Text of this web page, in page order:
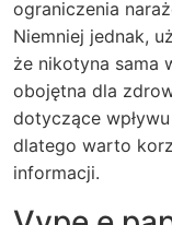
ograniczenia
Niemniej jednak,
że nikotyna sama
obojętna dla
dotyczące
dlatego warto
informacji.